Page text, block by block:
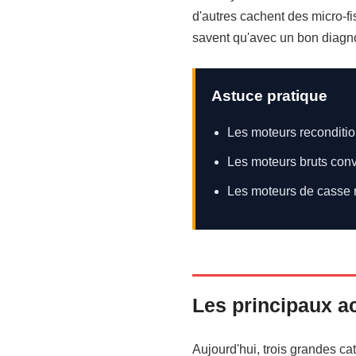
d'autres cachent des micro-
savent qu'avec un bon
Astuce pratique
Les moteurs
Les moteurs bruts
Les moteurs de
Les principaux
Aujourd'hui, trois grandes